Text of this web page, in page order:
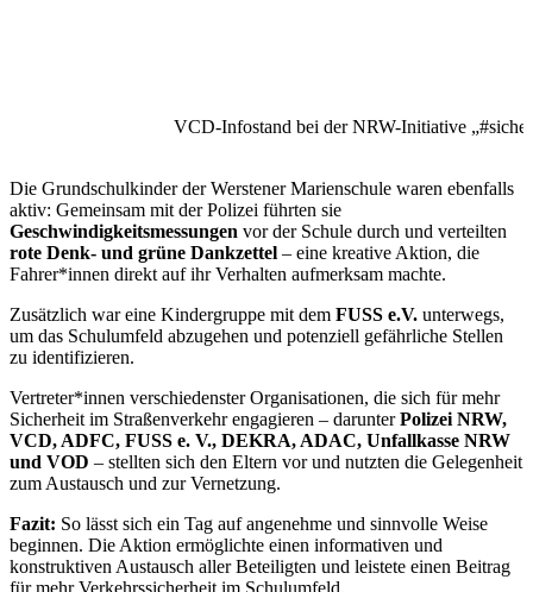
VCD-Infostand bei der NRW-Initiative
Die Grundschulkinder der Werstener Marienschule waren ebenfalls
aktiv: Gemeinsam mit der Polizei führten sie
Geschwindigkeitsmessungen vor der Schule durch und verteilten
rote Denk- und grüne Dankzettel – eine kreative Aktion, die
Fahrer*innen direkt auf ihr Verhalten aufmerksam machte.
Zusätzlich war eine Kindergruppe mit dem FUSS e.V. unterwegs,
um das Schulumfeld abzugehen und potenziell gefährliche Stellen
zu identifizieren.
Vertreter*innen verschiedenster Organisationen, die sich für mehr
Sicherheit im Straßenverkehr engagieren – darunterPolizei NRW,
VCD, ADFC, FUSS e. V., DEKRA, ADAC, Unfallkasse NRW
und VOD – stellten sich den Eltern vor und nutzten die Gelegenheit
zum Austausch und zur Vernetzung.
Fazit: So lässt sich ein Tag auf angenehme und sinnvolle Weise
beginnen. Die Aktion ermöglichte einen informativen und
konstruktiven Austausch aller Beteiligten und leistete einen Beitrag
für mehr Verkehrssicherheit im Schulumfeld.